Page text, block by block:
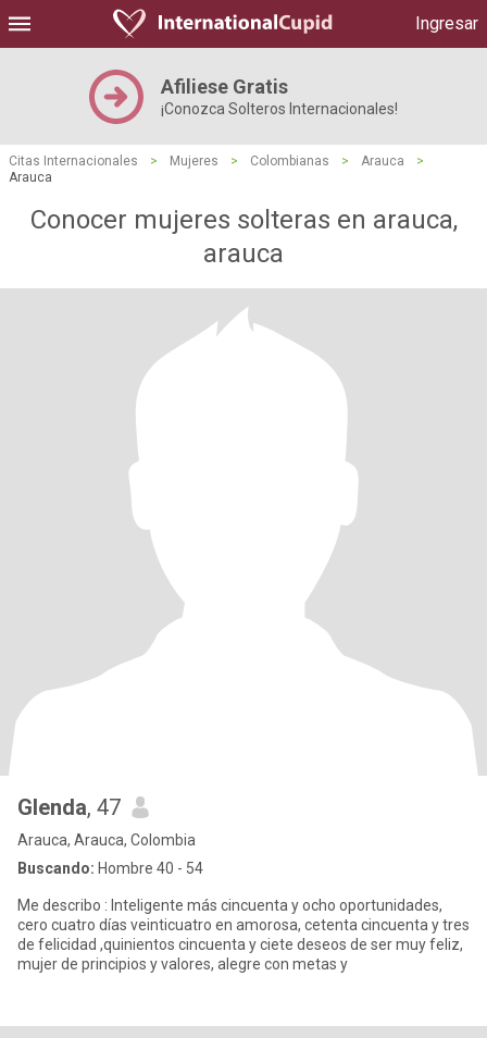
Ingresar
Afiliese Gratis
¡Conozca Solteros Internacionales!
Citas Internacionales > Mujeres > Colombianas > Arauca
>
Arauca
Conocer mujeres solteras en arauca,
arauca
Glenda, 47
Arauca, Arauca, Colombia
Buscando: Hombre 40 - 54
Me describo : Inteligente más cincuenta y ocho oportunidades,
cero cuatro días veinticuatro en amorosa, cetenta cincuenta y tres
de felicidad ,quinientos cincuenta y ciete deseos de ser muy feliz,
mujer de principios y valores, alegre con metas y